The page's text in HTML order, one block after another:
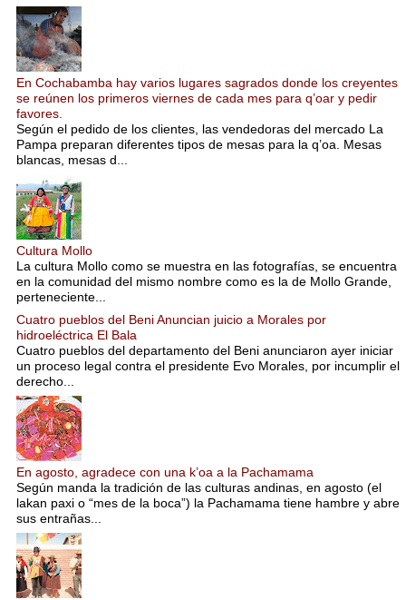
En Cochabamba hay varios lugares sagrados donde los creyentes
se reúnen los primeros viernes de cada mes para q’oar y pedir
favores.
Según el pedido de los clientes, las vendedoras del mercado La
Pampa preparan diferentes tipos de mesas para la q’oa. Mesas
blancas, mesas d...
Cultura Mollo
La cultura Mollo como se muestra en las fotografías, se encuentra
en la comunidad del mismo nombre como es la de Mollo Grande,
perteneciente...
Cuatro pueblos del Beni Anuncian juicio a Morales por
hidroeléctrica El Bala
Cuatro pueblos del departamento del Beni anunciaron ayer iniciar
un proceso legal contra el presidente Evo Morales, por incumplir el
derecho...
En agosto, agradece con una k’oa a la Pachamama
Según manda la tradición de las culturas andinas, en agosto (el
lakan paxi o “mes de la boca”) la Pachamama tiene hambre y abre
sus entrañas...